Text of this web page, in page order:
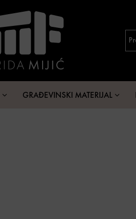
GRAĐEVINSKI MATERIJAL